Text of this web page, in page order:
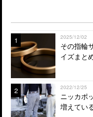
1 2025/12/02
その指輪
イズまと
2 2022/12/25
ニッカポ
増えてい